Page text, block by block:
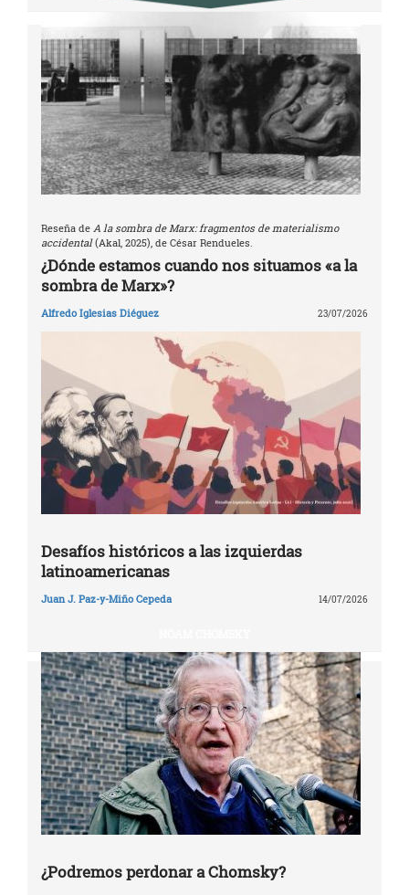
Reseña de A la sombra de Marx: fragmentos de materialismo
accidental(Akal, 2025), de César Rendueles.
¿Dónde estamos cuando nos situamos «a la
sombra de Marx»?
Alfredo Iglesias Diéguez 23/07/2026
Desafíos históricos a las izquierdas
latinoamericanas
Juan J. Paz-y-Miño Cepeda 14/07/2026
¿Podremos perdonar a Chomsky?